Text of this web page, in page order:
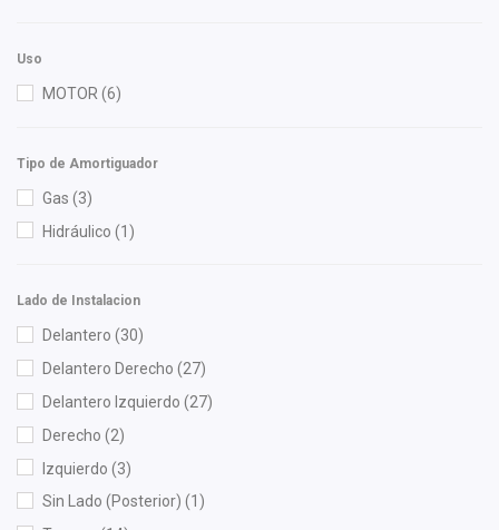
NGK (5)
Recal(1)
Sehun
Shift It(1)
Speedymexx(108)
TomCo(1)
Totalparts(1)
Yokomitsu(9)
Uso
MOTOR (6)
Tipo de Amortiguador
Gas (3)
Hidráulico (1)
Lado de Instalacion
Delantero (30)
Delantero Derecho (27)
Delantero Izquierdo (27)
Derecho (2)
Izquierdo (3)
Sin Lado (Posterior) (1)